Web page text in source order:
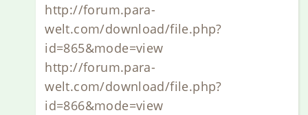
http://forum.para-
welt.com/download/file.php?
id=865&mode=view
http://forum.para-
welt.com/download/file.php?
id=866&mode=view